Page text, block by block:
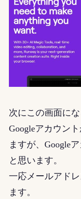
次にこの画面に
Googleアカウン
ますが、Google
と思います。
一応メールアド
ます。